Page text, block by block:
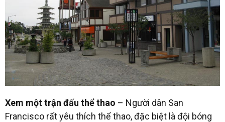
Xem một trận đấu thể thao – Người dân San
Francisco rất yêu thích thể thao, đặc biệt là đội bóng